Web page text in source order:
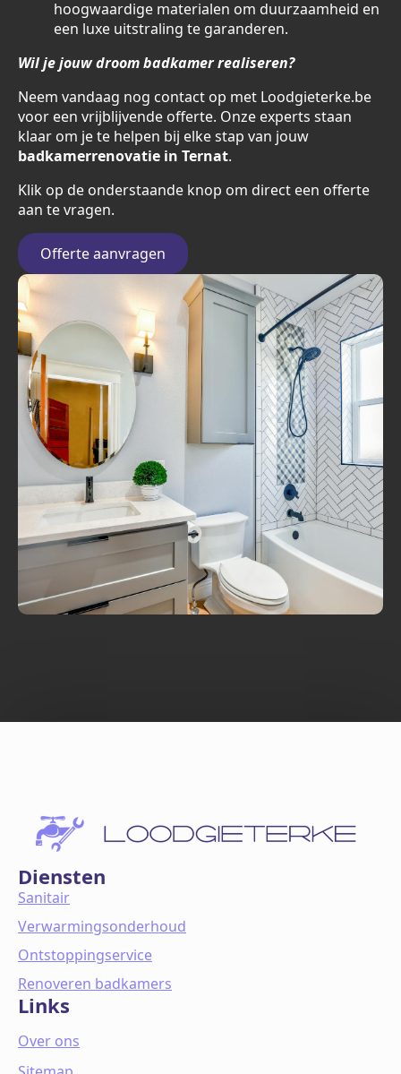
hoogwaardige materialen om duurzaamheid en
een luxe uitstraling te garanderen.
Wil je jouw droom badkamer realiseren?
Neem vandaag nog contact op met Loodgieterke.be
voor een vrijblijvende offerte. Onze experts staan
klaar om je te helpen bij elke stap van jouw
badkamerrenovatie in Ternat.
Klik op de onderstaande knop om direct een offerte
aan te vragen.
Offerte aanvragen
Diensten
Sanitair
Verwarmingsonderhoud
Ontstoppingservice
Renoveren badkamers
Links
Over ons